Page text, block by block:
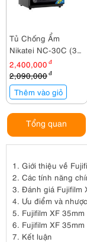
Tủ Chống Ẩm
Nikatei NC-30C (30
lít)
2,400,000 đ
2,090,000đ
Thêm vào giỏ
Tổng quan
1. Giới thiệu về
2. Các tính năng
3. Đánh giá Fujifilm
4. Ưu điểm và
5. Fujifilm XF
6. Fujifilm XF
7. Kết luận